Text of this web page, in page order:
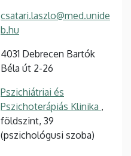
csatari.laszlo@med.unide
b.hu
4031 Debrecen Bartók
Béla út 2-26
Pszichiátriai és
Pszichoterápiás Klinika ,
földszint, 39
(pszichológusi szoba)